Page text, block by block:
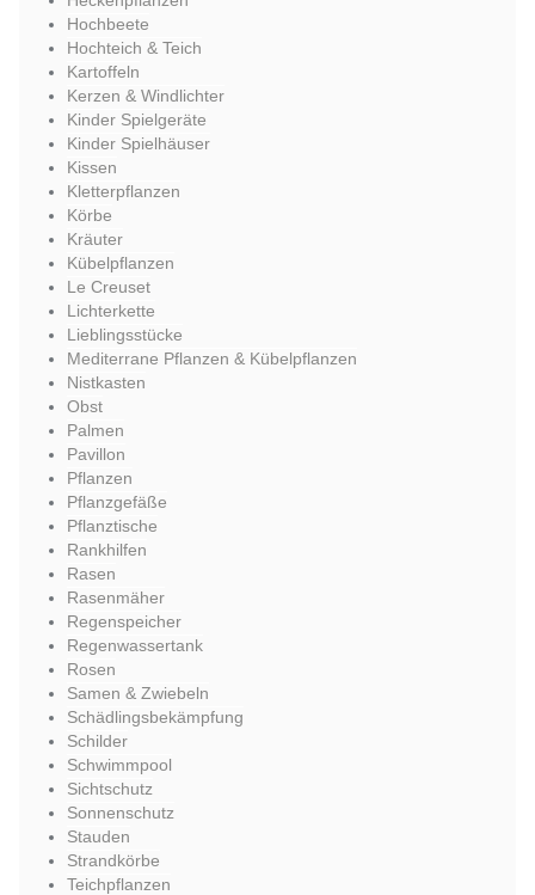
Hochbeete
Hochteich & Teich
Kartoffeln
Kerzen & Windlichter
Kinder Spielgeräte
Kinder Spielhäuser
Kissen
Kletterpflanzen
Körbe
Kräuter
Kübelpflanzen
Le Creuset
Lichterkette
Lieblingsstücke
Mediterrane Pflanzen & Kübelpflanzen
Nistkasten
Obst
Palmen
Pavillon
Pflanzen
Pflanzgefäße
Pflanztische
Rankhilfen
Rasen
Rasenmäher
Regenspeicher
Regenwassertank
Rosen
Samen & Zwiebeln
Schädlingsbekämpfung
Schilder
Schwimmpool
Sichtschutz
Sonnenschutz
Stauden
Strandkörbe
Teichpflanzen